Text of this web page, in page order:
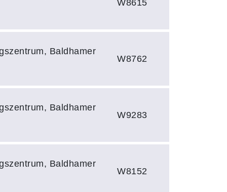
W8615
Baldhamer
W8762
Baldhamer
W9283
Baldhamer
W8152